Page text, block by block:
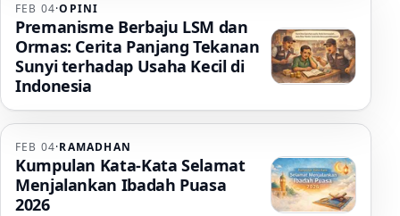
FEB 04·OPINI
Premanisme Berbaju LSM dan
Ormas: Cerita Panjang Tekanan
Sunyi terhadap Usaha Kecil di
Indonesia
FEB 04·RAMADHAN
Kumpulan Kata-Kata Selamat
Menjalankan Ibadah Puasa
2026